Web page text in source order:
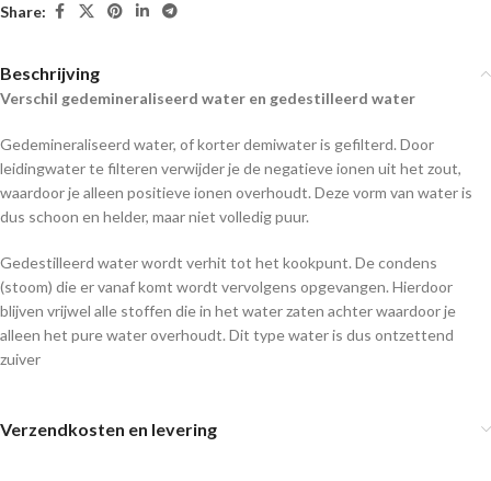
Share:
Beschrijving
Verschil gedemineraliseerd water en gedestilleerd water
Gedemineraliseerd water, of korter demiwater is gefilterd. Door
leidingwater te filteren verwijder je de negatieve ionen uit het zout,
waardoor je alleen positieve ionen overhoudt. Deze vorm van water is
dus schoon en helder, maar niet volledig puur.
Gedestilleerd water wordt verhit tot het kookpunt. De condens
(stoom) die er vanaf komt wordt vervolgens opgevangen. Hierdoor
blijven vrijwel alle stoffen die in het water zaten achter waardoor je
alleen het pure water overhoudt. Dit type water is dus ontzettend
zuiver
Verzendkosten en levering